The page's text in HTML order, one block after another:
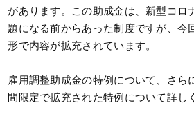
があります。この助成金は、新型コロ
題になる前からあった制度ですが、今
形で内容が拡充されています。
雇用調整助成金の特例について、さら
間限定で拡充された特例について詳し